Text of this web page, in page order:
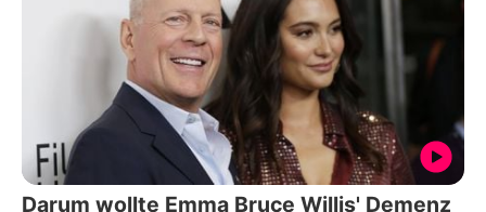
Darum wollte Emma Bruce Willis' Demenz